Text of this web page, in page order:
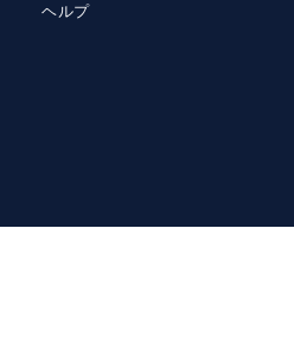
ヘルプ